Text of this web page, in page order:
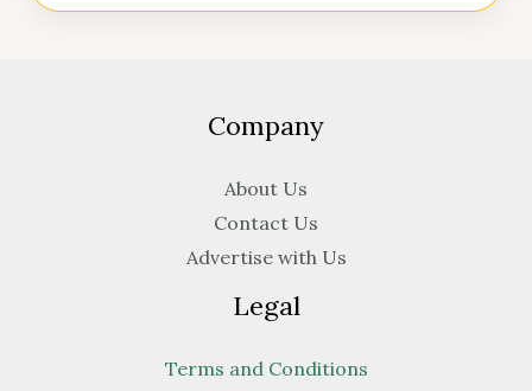
Company
About Us
Contact Us
Advertise with Us
Legal
Terms and Conditions